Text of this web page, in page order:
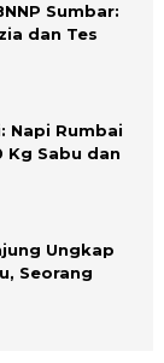
Sumbar:
dan Tes
Napi Rumbai
Kg Sabu dan
Ungkap
Seorang